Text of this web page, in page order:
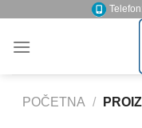
content
POČETNA /